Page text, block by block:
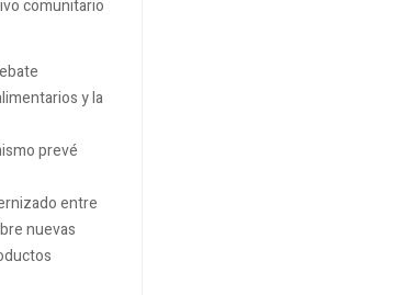
comunitario
y la
prevé
entre
nuevas